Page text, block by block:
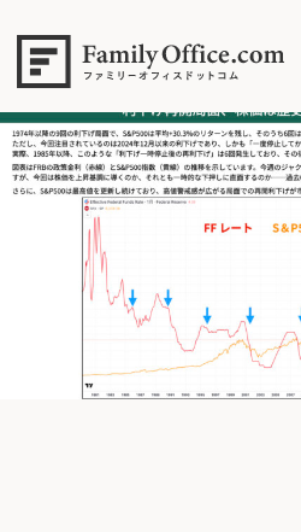
初めての方へ
ご利用の流れ・プラン
事例紹介
エキスパート一覧
無料講座
コラム
2025年8月4日.002